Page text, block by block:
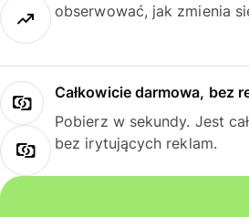
obserwować, jak zmienia
Całkowicie darmowa, bez
Pobierz w sekundy. Jest
bez irytujących reklam.